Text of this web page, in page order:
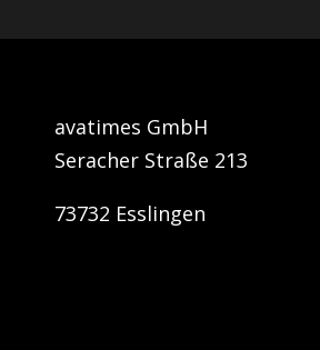
avatimes GmbH
Seracher Straße 213
73732 Esslingen